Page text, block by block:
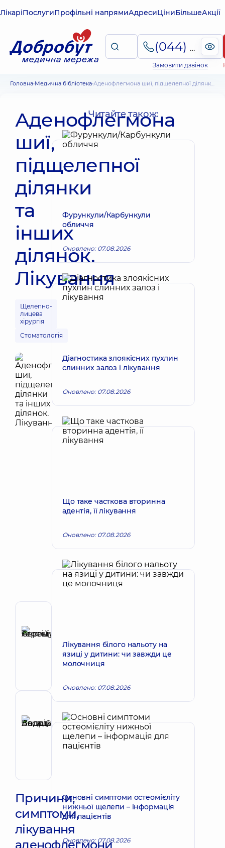
ЛікаріПослугиПрофільні напрямиАдресиЦіниБільшеАкції
(044) 495-2-888
Замовити дзвінок
Головна Медична бібліотека Аденофлегмона шиї, підщелепної ділянки та інших ділянок. Лікування
Аденофлегмона
шиї,
підщелепної
ділянки
та
інших
ділянок.
Лікування
Щелепно-
лицева
хірургія
Стоматологія
Сергій
Антонійович
Хірург
лицевий
Запис до лікаря
Басацький
Андрій
Володимирович
Запис до лікаря
Причини,
симптоми,
лікування
аденофлегмони
Читайте також:
Фурункули/Карбункули
обличчя
Оновлено: 07.08.2026
Діагностика злоякісних пухлин
слинних залоз і лікування
Оновлено: 07.08.2026
Що таке часткова вторинна
адентія, її лікування
Оновлено: 07.08.2026
Лікування білого нальоту на
язиці у дитини: чи завжди це
молочниця
Оновлено: 07.08.2026
Основні симптоми остеомієліту
нижньої щелепи – інформація
для пацієнтів
Оновлено: 07.08.2026